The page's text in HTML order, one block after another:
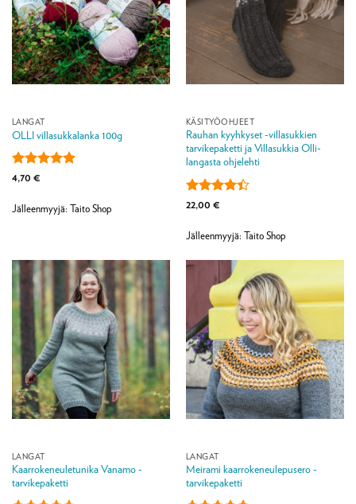
LANGAT
OLLI villasukkalanka 100g
Arvostelu
4.92
4,70 €
Jälleenmyyjä: Taito Shop
KÄSITYÖOHJEET
Rauhan kyyhkyset -villasukkien
tarvikepaketti ja Villasukkia Olli-
langasta ohjelehti
Arvostelu
4.4
22,00 €
Jälleenmyyjä: Taito Shop
LANGAT
Kaarrokeneuletunika Vanamo -
tarvikepaketti
LANGAT
Meirami kaarrokeneulepusero -
tarvikepaketti